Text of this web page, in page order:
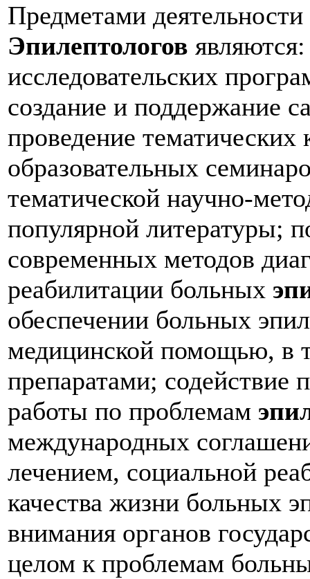
Предметами деятельности
Эпилептологов
исследовательских
создание и поддержание
проведение
образовательных
тематической научно-
популярной литературы;
современных методов
реабилитации больных
обеспечении больных
медицинской помощью, в
препаратами; содействие
работы по проблемам
международных
лечением, социальной
качества жизни больных
внимания органов
целом к проблемам